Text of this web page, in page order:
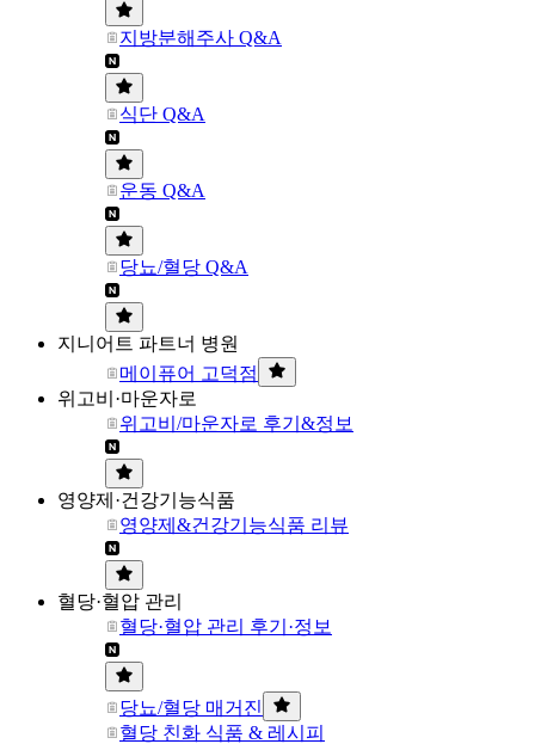
지방분해주사 Q&A
식단 Q&A
운동 Q&A
당뇨/혈당 Q&A
지니어트 파트너 병원
메이퓨어 고덕점
위고비·마운자로
위고비/마운자로 후기&정보
영양제·건강기능식품
영양제&건강기능식품 리뷰
혈당·혈압 관리
혈당·혈압 관리 후기·정보
당뇨/혈당 매거진
혈당 친화 식품 & 레시피